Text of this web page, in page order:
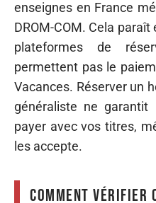
enseignes en France
DROM-COM. Cela
plateformes de
permettent pas le
Vacances. Réserver un
généraliste ne
payer avec vos titres,
les accepte.
Comment vérifier